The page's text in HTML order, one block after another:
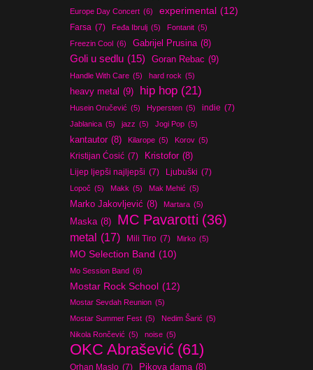
Europe Day Concert (6) experimental (12)
Farsa (7) Feđa Ibrulj (5) Fontanit (5)
Freezin Cool (6) Gabrijel Prusina (8)
Goli u sedlu (15) Goran Rebac (9)
Handle With Care (5) hard rock (5)
heavy metal (9) hip hop (21)
Husein Oručević (5) Hypersten (5) indie (7)
Jablanica (5) jazz (5) Jogi Pop (5)
kantautor (8) Kilarope (5) Korov (5)
Kristijan Ćosić (7) Kristofor (8)
Lijep ljepši najljepši (7) Ljubuški (7)
Lopoč (5) Makk (5) Mak Mehić (5)
Marko Jakovljević (8) Martara (5)
Maska (8) MC Pavarotti (36)
metal (17) Mili Tiro (7) Mirko (5)
MO Selection Band (10)
Mo Session Band (6)
Mostar Rock School (12)
Mostar Sevdah Reunion (5)
Mostar Summer Fest (5) Nedim Šarić (5)
Nikola Rončević (5) noise (5)
OKC Abrašević (61)
Orhan Maslo (7) Pikova dama (8)